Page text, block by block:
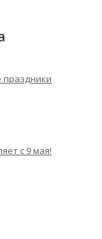
с 9 мая!